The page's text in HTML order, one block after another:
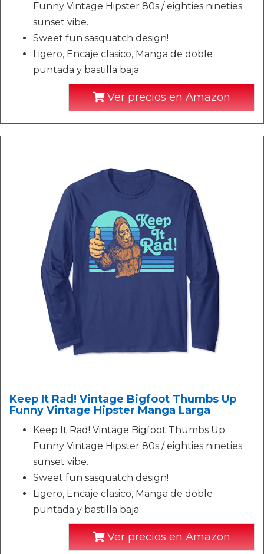
Funny Vintage Hipster 80s / eighties nineties
sunset vibe.
Sweet fun sasquatch design!
Ligero, Encaje clasico, Manga de doble
puntada y bastilla baja
Ver precios en Amazon
Keep It Rad! Vintage Bigfoot Thumbs Up
Funny Vintage Hipster Manga Larga
Keep It Rad! Vintage Bigfoot Thumbs Up
Funny Vintage Hipster 80s / eighties nineties
sunset vibe.
Sweet fun sasquatch design!
Ligero, Encaje clasico, Manga de doble
puntada y bastilla baja
Ver precios en Amazon